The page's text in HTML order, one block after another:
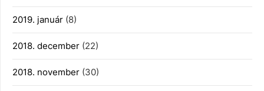
2019. január (8)
2018. december (22)
2018. november (30)